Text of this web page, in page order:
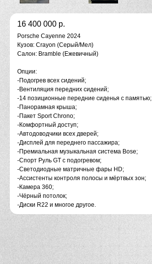
16 400 000 р.
Porsche Cayenne 2024
Кузов: Crayon (Серый/Мел)
Салон: Bramble (Ежевичный)
Опции:
-Подогрев всех сидений;
-Вентиляция передних сидений;
-14 позиционные передние сиденья с памятью;
-Панорамная крыша;
-Пакет Sport Chrono;
-Комфортный доступ;
-Автодоводчики всех дверей;
-Дисплей для переднего пассажира;
-Премиальная музыкальная система Bose;
-Спорт Руль GT с подогревом;
-Светодиодные матричные фары HD;
-Ассистенты контроля полосы и мёртвых зон;
-Камера 360;
-Чёрный потолок;
-Диски R22 и многое другое.